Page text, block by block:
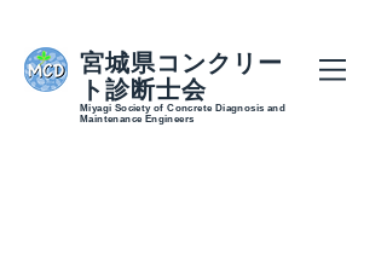
宮城県コンクリー
ト診断士会
Miyagi Society of Concrete Diagnosis and
Maintenance Engineers